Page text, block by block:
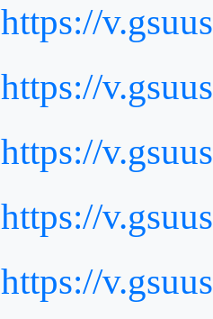
https://
https://
https://
https://
https://